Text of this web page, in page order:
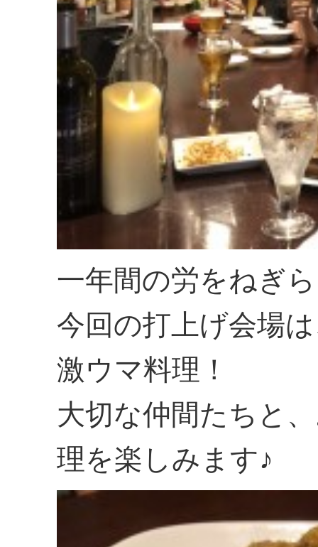
一年間の労をねぎ
今回の打上げ会場
激ウマ料理！
大切な仲間たちと
理を楽しみます♪